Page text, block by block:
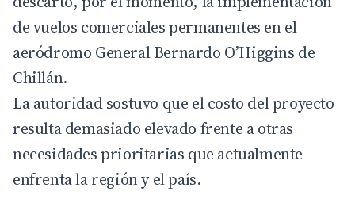
de vuelos comerciales permanentes en el
aeródromo General Bernardo O’Higgins de
Chillán.
La autoridad sostuvo que el costo del proyecto
resulta demasiado elevado frente a otras
necesidades prioritarias que actualmente
enfrenta la región y el país.